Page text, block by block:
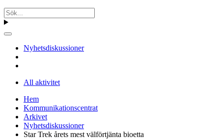
Nyhetsdiskussioner
All aktivitet
Hem
Kommunikationscentrat
Arkivet
Nyhetsdiskussioner
Star Trek årets mest välförtjänta bioetta